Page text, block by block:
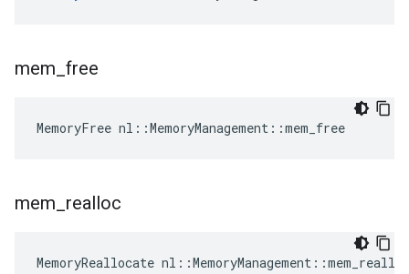
mem free
MemoryFree nl::MemoryManagement::mem_free
mem realloc
MemoryReallocate nl::MemoryManagement::mem_realloc